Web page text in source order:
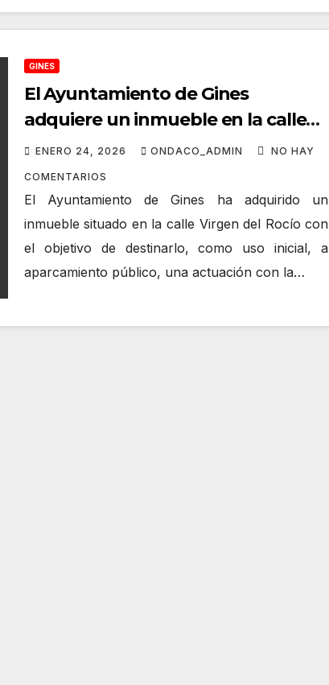
GINES
El Ayuntamiento de Gines
adquiere un inmueble en la calle
Virgen del Rocío para destinarlo a
aparcamiento público
ENERO 24, 2026 ONDACO_ADMIN NO HAY
COMENTARIOS
El Ayuntamiento de Gines ha adquirido un
inmueble situado en la calle Virgen del Rocío con
el objetivo de destinarlo, como uso inicial, a
aparcamiento público, una actuación con la…